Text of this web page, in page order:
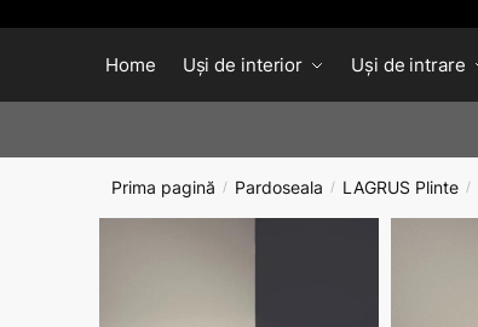
Home Uși de interior Uși de intrare
Prima pagină / Pardoseala / LAGRUS Plinte /